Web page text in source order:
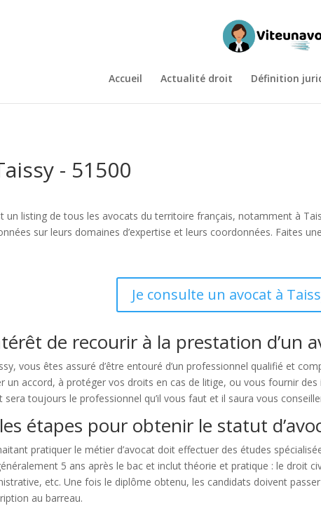
Accueil Actualité droit Définition
- 51500
un listing de tous les avocats du territoire français, notamment à
sur leurs domaines d’expertise et leurs coordonnées. Faites
Je consulte un avocat à
de recourir à la prestation d’un
vous êtes assuré d’être entouré d’un professionnel qualifié et
un accord, à protéger vos droits en cas de litige, ou vous fournir
toujours le professionnel qu’il vous faut et il saura vous
étapes pour obtenir le statut
pratiquer le métier d’avocat doit effectuer des études
5 ans après le bac et inclut théorie et pratique : le droit
etc. Une fois le diplôme obtenu, les candidats doivent
au barreau.